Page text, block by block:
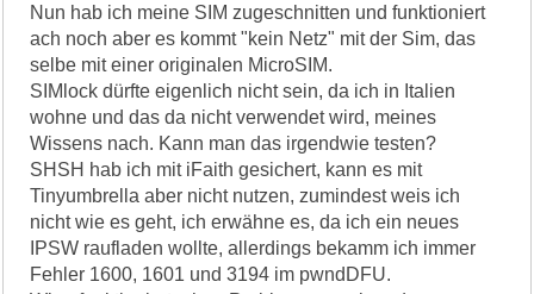
Nun hab ich meine SIM zugeschnitten und funktioniert
ach noch aber es kommt "kein Netz" mit der Sim, das
selbe mit einer originalen MicroSIM.
SIMlock dürfte eigenlich nicht sein, da ich in Italien
wohne und das da nicht verwendet wird, meines
Wissens nach. Kann man das irgendwie testen?
SHSH hab ich mit iFaith gesichert, kann es mit
Tinyumbrella aber nicht nutzen, zumindest weis ich
nicht wie es geht, ich erwähne es, da ich ein neues
IPSW raufladen wollte, allerdings bekamm ich immer
Fehler 1600, 1601 und 3194 im pwndDFU.